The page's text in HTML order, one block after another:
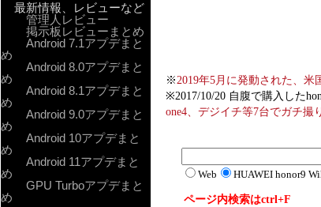
※2019年5月に発動された、
※2017/10/20 自腹で購入した
one4、デジイチ等7台でガチ撮
Web HUAWEI honor9
ページ内検索はctrl+F
最新情報、レビューなど
管理人レビュー
掲示板レビューまとめ
Android 7.1アプデまと
め
Android 8.0アプデまと
め
Android 8.1アプデまと
め
Android 9.0アプデまと
め
Android 10アプデまと
め
Android 11アプデまと
め
GPU Turboアプデまと
め